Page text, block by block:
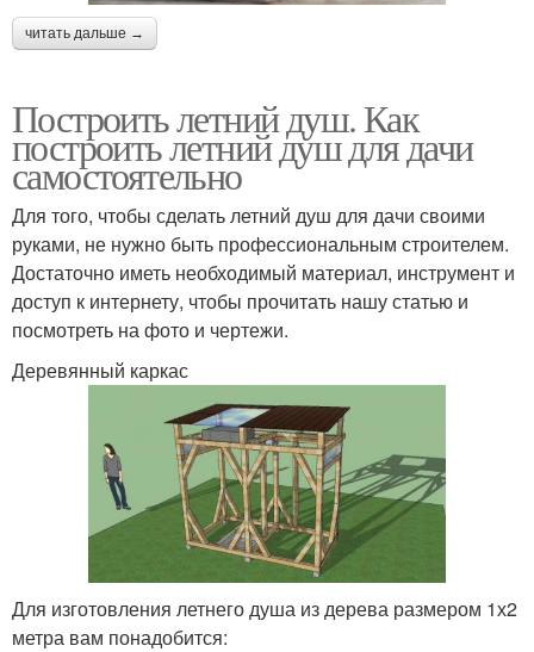
читать дальше →
Построить летний душ. Как
построить летний душ для дачи
самостоятельно
Для того, чтобы сделать летний душ для дачи своими
руками, не нужно быть профессиональным строителем.
Достаточно иметь необходимый материал, инструмент и
доступ к интернету, чтобы прочитать нашу статью и
посмотреть на фото и чертежи.
Деревянный каркас
Для изготовления летнего душа из дерева размером 1х2
метра вам понадобится: